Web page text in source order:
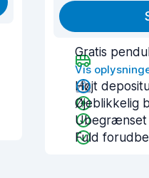
Gratis
Vis
Højt
Øjeblikkelig
Ubegrænset
Fuld